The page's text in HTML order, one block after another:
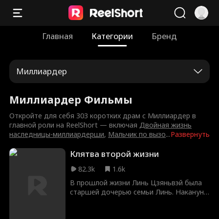
Главная Категории Бренд
Миллиардер
Миллиардер Фильмы
Развернуть
Откройте для себя 303 коротких драм с Миллиардер в
главной роли на ReelShort — включаяДвойная жизнь
наследницы-миллиардерши, Мальчик по вызо...
Клятва второй жизни
82.3k
1.6k
В прошлой жизни Линь Цзяньвэй была
старшей дочерью семьи Линь. Накануне